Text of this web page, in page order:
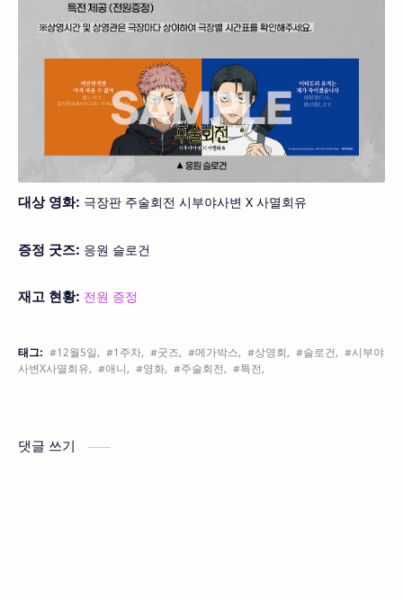
대상 영화: 극장판 주술회전 시부야사변 X 사멸회유
증정 굿즈: 응원 슬로건
재고 현황: 전원 증정
태그: #12월5일, #1주차, #굿즈, #메가박스, #상영회, #슬로건, #시부야
사변X사멸회유, #애니, #영화, #주술회전, #특전,
댓글 쓰기